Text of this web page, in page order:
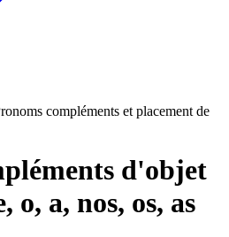
compléments et placement de
d'objet
o, a, nos, os, as